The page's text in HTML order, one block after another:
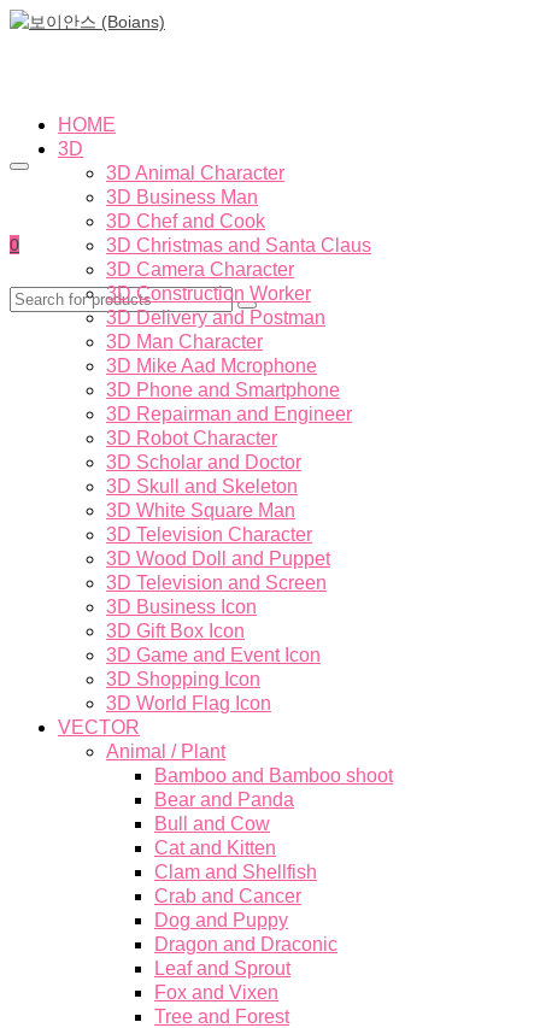
0
HOME
3D
3D Animal Character
3D Business Man
3D Chef and Cook
3D Christmas and Santa Claus
3D Camera Character
3D Construction Worker
3D Delivery and Postman
3D Man Character
3D Mike Aad Mcrophone
3D Phone and Smartphone
3D Repairman and Engineer
3D Robot Character
3D Scholar and Doctor
3D Skull and Skeleton
3D White Square Man
3D Television Character
3D Wood Doll and Puppet
3D Television and Screen
3D Business Icon
3D Gift Box Icon
3D Game and Event Icon
3D Shopping Icon
3D World Flag Icon
VECTOR
Animal / Plant
Bamboo and Bamboo shoot
Bear and Panda
Bull and Cow
Cat and Kitten
Clam and Shellfish
Crab and Cancer
Dog and Puppy
Dragon and Draconic
Leaf and Sprout
Fox and Vixen
Tree and Forest